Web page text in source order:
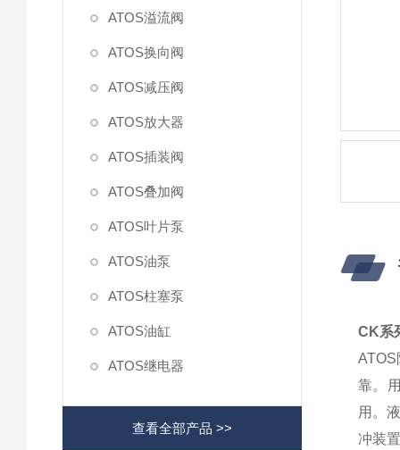
ATOS溢流阀
ATOS换向阀
ATOS减压阀
ATOS放大器
ATOS插装阀
ATOS叠加阀
ATOS叶片泵
ATOS油泵
ATOS柱塞泵
ATOS油缸
ATOS继电器
查看全部产品 >>
CK系
靠。
用。
冲装